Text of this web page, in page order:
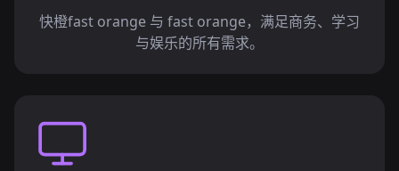
快橙fast orange 与 fast orange，满足商务、学习
与娱乐的所有需求。